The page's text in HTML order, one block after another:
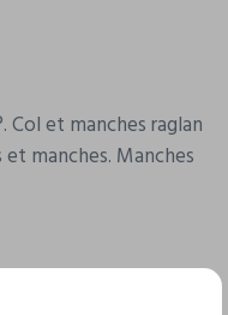
Col et manches raglan
manches. Manches